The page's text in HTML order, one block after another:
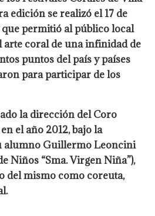
edición se realizó el 17 de
que permitió al público local
coral de una infinidad de
puntos del país y países
para participar de los
la dirección del Coro
el año 2012, bajo la
alumno Guillermo Leoncini
Niños “Sma. Virgen Niña”),
del mismo como coreuta,